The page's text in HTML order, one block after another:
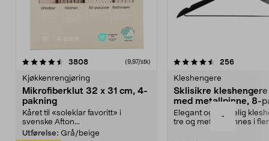
-
3808anmeldelser(9,97/stk)
Kjøkkenrengjøring
Mikrofiberklut 32 x 31 cm, 4-
pakning
Kåret til «soleklar favoritt» i
svenske Afton...
Utførelse: Grå/beige
4.5av 5 stjerner 256
Kleshengere
Sklisikre
med metallpinne, 8-
Elegant og skikkelig
tre og metall – finnes i
4.5av 5 stjerner